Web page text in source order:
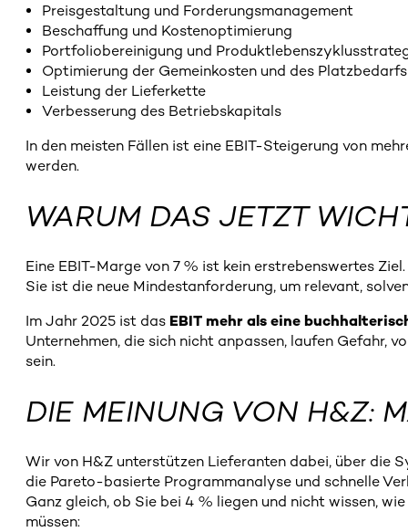
Preisgestaltung und Forderungsmanagement
Beschaffung und Kostenoptimierung
Portfoliobereinigung und
Optimierung der Gemeinkosten und des Platzbedarfs
Leistung der Lieferkette
Verbesserung des Betriebskapitals
In den meisten Fällen ist eine EBIT-Steigerung von
werden.
WARUM DAS JETZT
Eine EBIT-Marge von 7 % ist kein erstrebenswertes Ziel.
Sie ist die neue Mindestanforderung, um relevant,
Im Jahr 2025 ist das EBIT mehr als eine
Unternehmen, die sich nicht anpassen, laufen Gefahr,
sein.
DIE MEINUNG VON H&Z:
Wir von H&Z unterstützen Lieferanten dabei, über die
die Pareto-basierte Programmanalyse und schnelle
Ganz gleich, ob Sie bei 4 % liegen und nicht wissen,
müssen: